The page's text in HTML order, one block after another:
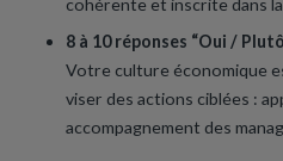
8 à 10 réponses “Oui /
Votre culture économique
viser des actions ciblées :
accompagnement des